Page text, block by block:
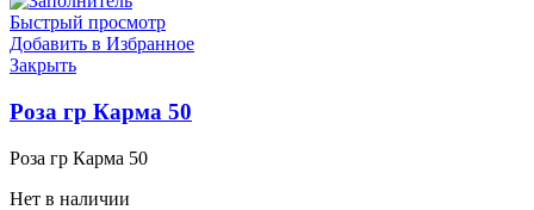
Быстрый просмотр
Добавить в Избранное
Закрыть
Роза гр Карма 50
Роза гр Карма 50
Нет в наличии